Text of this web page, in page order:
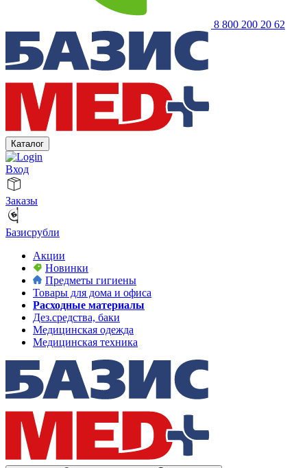
8 800 200 20 62
Каталог
Вход
Заказы
Базисрубли
Акции
Новинки
Предметы гигиены
Товары для дома и офиса
Расходные материалы
Дез.средства, баки
Медицинская одежда
Медицинская техника